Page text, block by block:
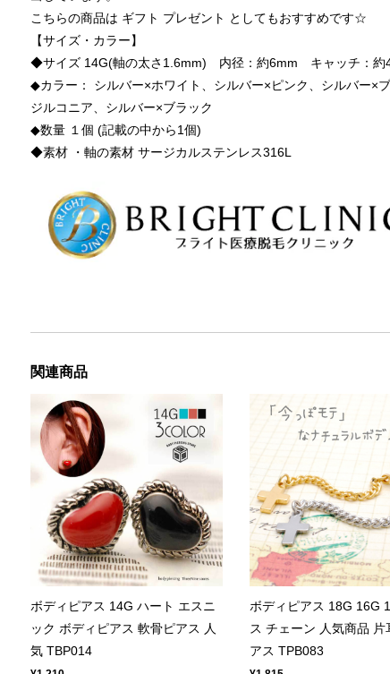
こちらの商品は ギフト プレゼント としてもおすすめです☆
【サイズ・カラー】
◆サイズ 14G(軸の太さ1.6mm) 内径：約6mm キャッチ：約
◆カラー： シルバー×ホワイト、シルバー×ピンク、シルバー×
ジルコニア、シルバー×ブラック
◆数量 １個 (記載の中から1個)
◆素材 ・軸の素材 サージカルステンレス316L
関連商品
ボディピアス 14G ハート エスニ
ック ボディピアス 軟骨ピアス 人
気 TBP014
ボディピアス 18G 16G
ス チェーン 人気商品 片
アス TPB083